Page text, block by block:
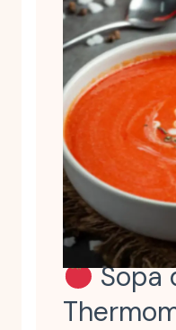
Sopa